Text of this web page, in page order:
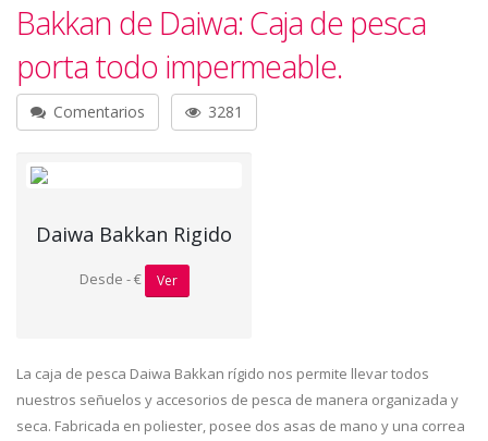
Bakkan de Daiwa: Caja de pesca
porta todo impermeable.
Comentarios 3281
Daiwa Bakkan Rigido
Desde - € Ver
La caja de pesca Daiwa Bakkan rígido nos permite llevar todos
nuestros señuelos y accesorios de pesca de manera organizada y
seca. Fabricada en poliester, posee dos asas de mano y una correa